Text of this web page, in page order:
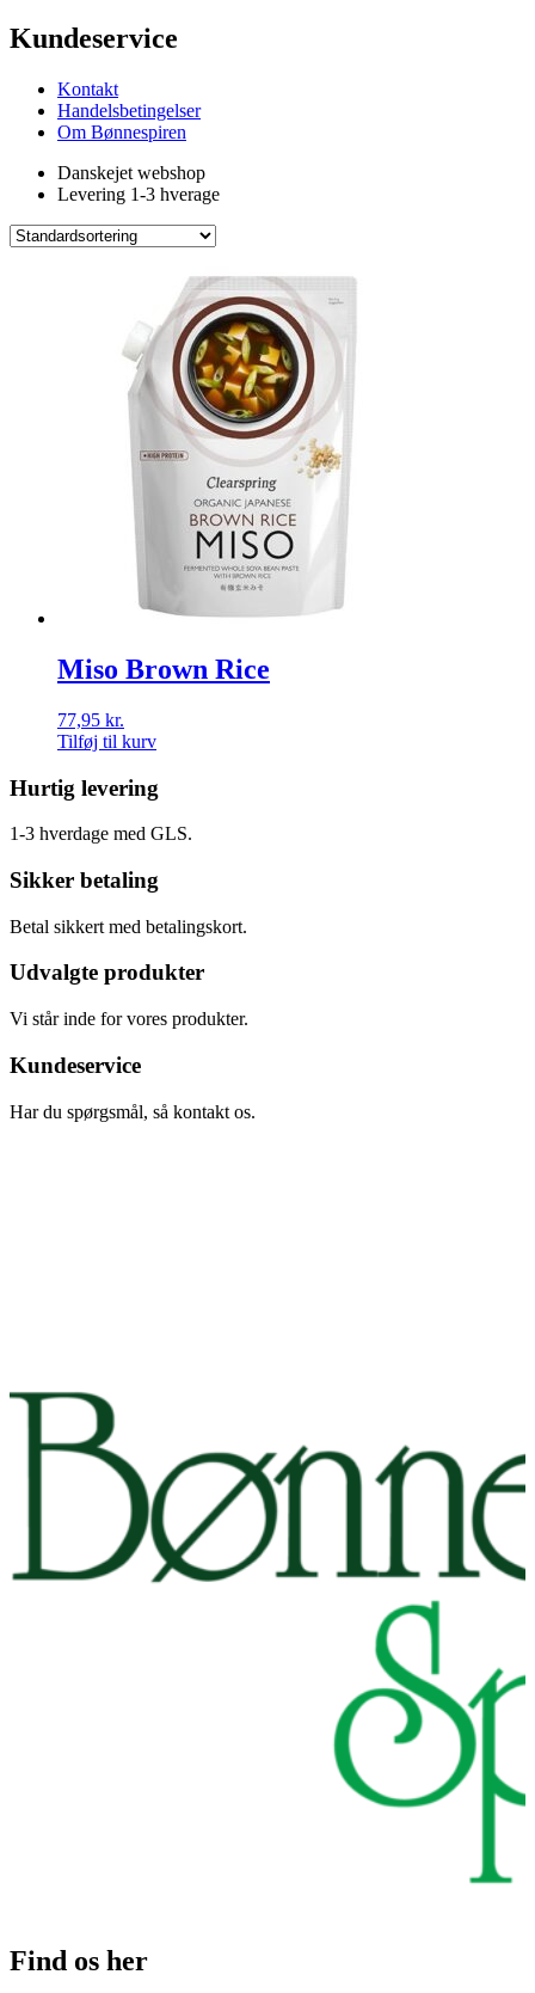
Kundeservice
Kontakt
Handelsbetingelser
Om Bønnespiren
Danskejet webshop
Levering 1-3 hverage
Miso Brown Rice
77,95 kr.
Tilføj til kurv
Hurtig levering
1-3 hverdage med GLS.
Sikker betaling
Betal sikkert med betalingskort.
Udvalgte produkter
Vi står inde for vores produkter.
Kundeservice
Har du spørgsmål, så kontakt os.
Find os her